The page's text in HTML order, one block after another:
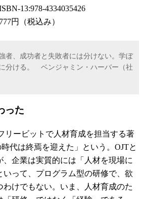
13:978-4334035426
777円（税込み）
者、成功者と失敗者には分けない。学ぼ
分ける。 ベンジャミン・ハーバー（社
った
ービットで人材育成を担当する著
代は終焉を迎えた」という。OJTと
、企業は実質的には「人材を現場に
いって、プログラム型の研修で、欲
わけでもない。いま、人材育成のた